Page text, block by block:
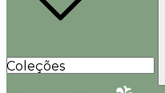
Coleções